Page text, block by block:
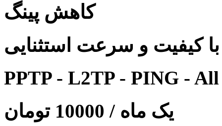
کاهش پینگ
کیفیت و سرعت استثنایی
PPTP - L2TP - PING -
یک ماه / 10000 تومان